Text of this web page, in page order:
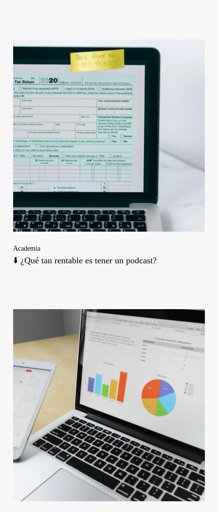
Academia
⬇️ ¿Qué tan rentable es tener un podcast?